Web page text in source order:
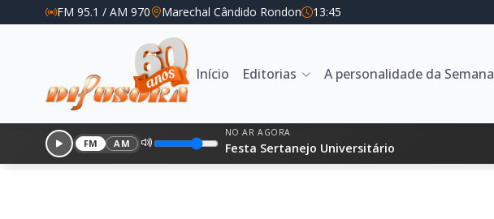
FM 95.1 / AM 970 Marechal Cândido Rondon 13:45
Início Editorias A personalidade da Semana
FM AM
NO AR AGORA
Festa Sertanejo Universitário